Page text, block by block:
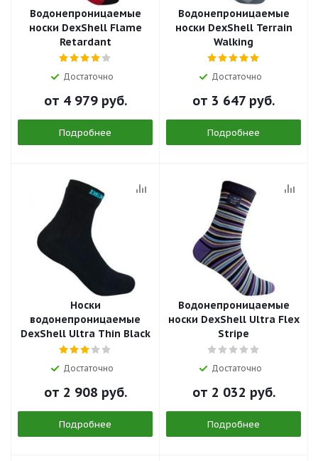
Водонепроницаемые
носки DexShell Flame
Retardant
Достаточно
от 4 979 руб.
Подробнее
Водонепроницаемые
носки DexShell Terrain
Walking
Достаточно
от 3 647 руб.
Подробнее
Носки
водонепроницаемые
DexShell Ultra Thin Black
Достаточно
от 2 908 руб.
Подробнее
Водонепроницаемые
носки DexShell Ultra Flex
Stripe
Достаточно
от 2 032 руб.
Подробнее